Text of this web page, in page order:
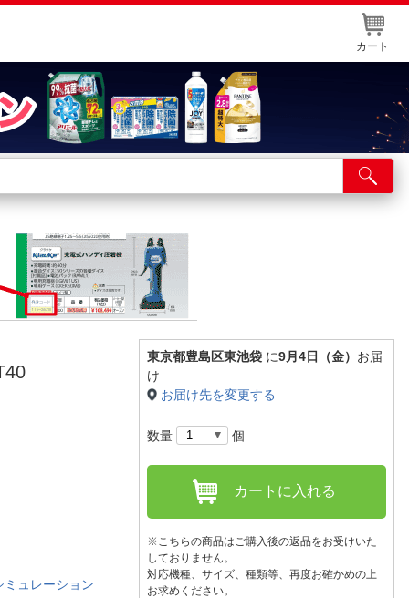
カート
舗サービス
ト取り置き
イントカードWEB登録
舗情報・店舗一覧
取り寄せ品入荷状況照会
ミュレーション
東京都豊島区東池袋 に9月4日（金） お届
け
お届け先を変更する
数量 個
カートに入れる
※こちらの商品はご購入後の返品をお受けいた
しておりません。
対応機種、サイズ、種類等、再度お確かめの上
お求めください。